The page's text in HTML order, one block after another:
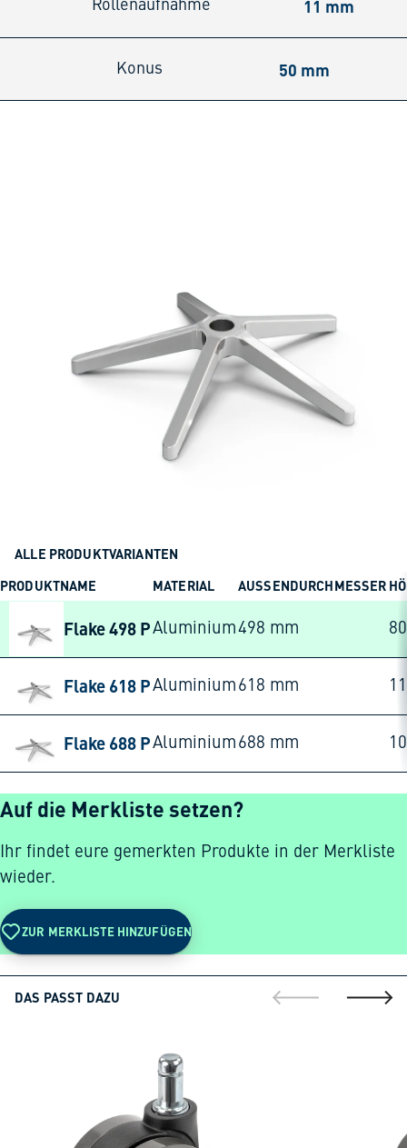
Rollenaufnahme 11 mm
Konus 50 mm
ALLE PRODUKTVARIANTEN
PRODUKTNAME
MATERIAL AUSSENDURCHMESSER
Flake 498 PAluminium498 mm
Flake 618 PAluminium 618 mm
Flake 688 PAluminium 688 mm
Auf die Merkliste setzen?
Ihr findet eure gemerkten Produkte in der Merkliste
wieder.
ZUR MERKLISTE HINZUFÜGEN
DAS PASST DAZU
gehe zur gehe